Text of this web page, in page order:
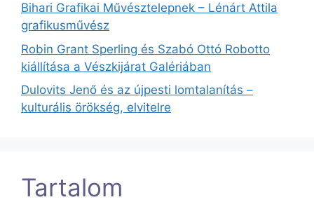
Bihari Grafikai Művésztelepnek – Lénárt Attila
grafikusművész
Robin Grant Sperling és Szabó Ottó Robotto
kiállítása a Vészkijárat Galériában
Dulovits Jenő és az újpesti lomtalanítás –
kulturális örökség, elvitelre
Tartalom